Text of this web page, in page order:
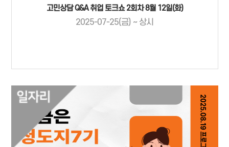
고민상담 Q&A 취업 토크쇼 2회차 8월 12일(화)
2025-07-25(금) ~ 상시